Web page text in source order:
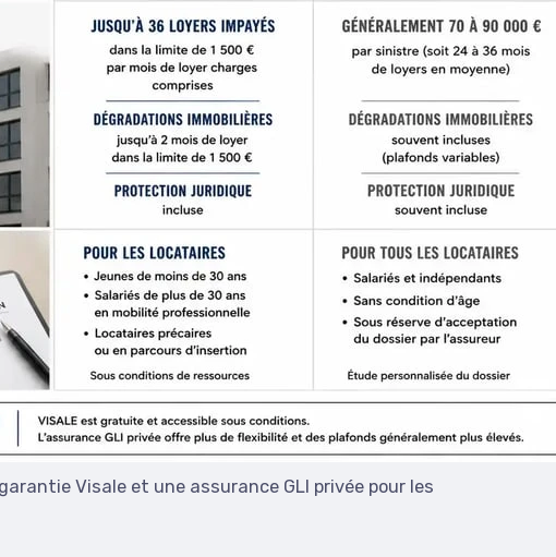
Visale et une assurance GLI privée pour les